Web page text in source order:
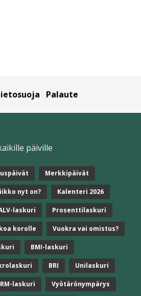
Palaute
päiville
Merkkipäivät
nyt on? Kalenteri 2026
laskuri Prosenttilaskuri
korolle Vuokra vai omistus?
BMI-laskuri
BRI Unilaskuri
laskuri Vyötärönympärys